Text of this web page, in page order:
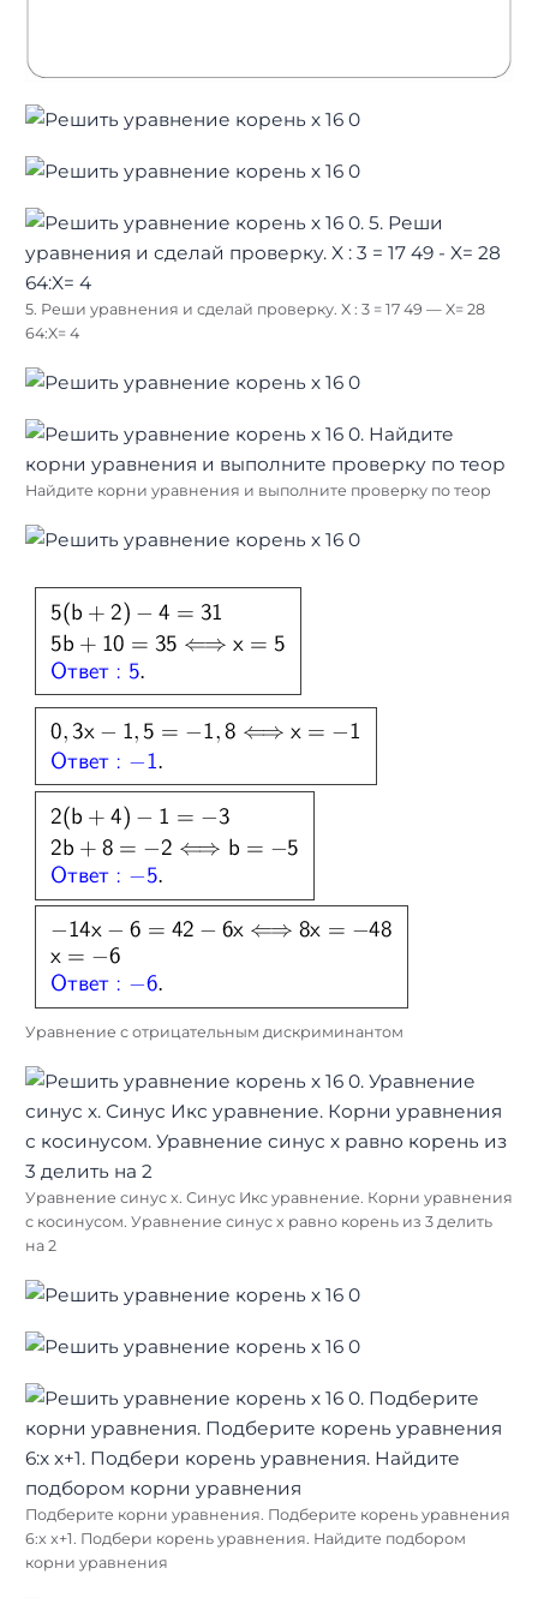
5. Реши уравнения и сделай проверку. X : 3 = 17 49 — X= 28
64:X= 4
Найдите корни уравнения и выполните проверку по теор
Уравнение с отрицательным дискриминантом
Уравнение синус х. Синус Икс уравнение. Корни уравнения
с косинусом. Уравнение синус х равно корень из 3 делить
на 2
Подберите корни уравнения. Подберите корень уравнения
6:x x+1. Подбери корень уравнения. Найдите подбором
корни уравнения